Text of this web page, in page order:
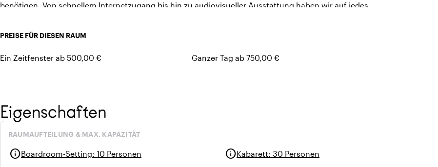
benötigen. Von schnellem Internetzugang bis hin zu audiovisueller Ausstattung haben wir auf jedes
PREISE FÜR DIESEN RAUM
Ein Zeitfenster ab 500,00 € Ganzer Tag ab 750,00 €
Eigenschaften
RAUMAUFTEILUNG & MAX. KAPAZITÄT
infoBoardroom-Setting: 10 Personen infoKabarett: 30 Personen